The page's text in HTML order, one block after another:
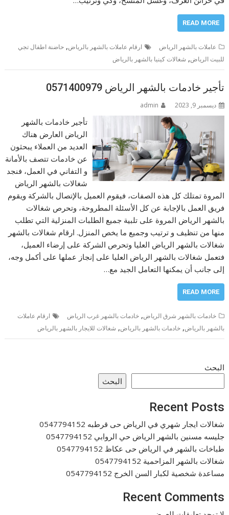
READ MORE
عاملات بالشهر الرياض ارقام عاملات بالشهر بالرياض,حاضنة اطفال تجي
للبيت الرياض, شغالات كينيا بالشهر بالرياض
تأجير خادمات بالشهر الرياض 0571400979
ديسمبر 9, 2023 admin
تأجير خادمات بالشهر
الرياض العارض هناك
العديد من العملاء يبحثون
عن خادمات تتصف بالأمانة
و التفاني في العمل، فنجد
شغالات بالشهر الرياض
المروة تمتلك كل هذه الصفات، فيقوم العميل بالإتصال بالشركة ويقوم
فريق العمل بالإجابة عن كل الأسئلة المطروحة، وتحرص شغالات
بالشهر الرياض المروة على تلبية جميع الطلبات المنزلية التي تطلب
منها من تنظيف و ترتيب وجميع ما يخص المنزل. ارقام شغالات بالشهر
شغالات بالشهر الرياض العليا وتحرص الشركة على إرضاء العميل،
فتعمل شغالات بالشهر الرياض العليا على إنجاز عملها على أكمل وجه،
إلى جانب أن يمكنها التعامل الجيد مع…
READ MORE
خادمات بالشهر شرق الرياض,خادمات بالشهر غرب الرياض
ارقام عاملات
بالشهر بالرياض,خادمات بالشهر بالرياض, شغالات للايجار بالشهر بالرياض
البحث
البحث
Recent Posts
شغالات ايجار شهري في الرياض حى قرطبه 0547794152
جليسه مسنين بالشهر الرياض حي الروابي 0547794152
طباخات بالشهر في الرياض حى عكاظ 0547794152
شغالات بالشهر المزاحمية 0547794152
مساعدة شخصية لكبار السن الخرج 0547794152
Recent Comments